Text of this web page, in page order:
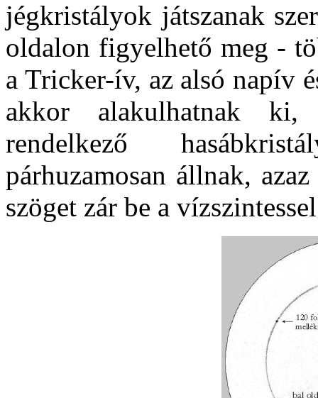
jégkristályok játszanak
oldalon figyelhető meg -
a Tricker-ív, az alsó napív
akkor alakulhatnak
rendelkező
párhuzamosan állnak,
szöget zár be a